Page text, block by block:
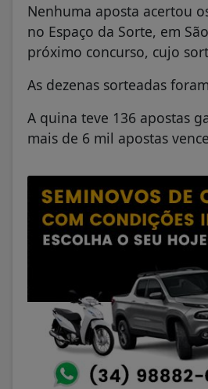
Nenhuma aposta acertou
no Espaço da Sorte, em
próximo concurso, cujo
As dezenas sorteadas
A quina teve 136 apostas
mais de 6 mil apostas